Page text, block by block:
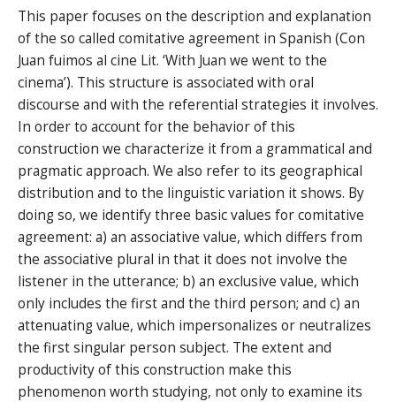
This paper focuses on the description and explanation
of the so called comitative agreement in Spanish (Con
Juan fuimos al cine Lit. ‘With Juan we went to the
cinema’). This structure is associated with oral
discourse and with the referential strategies it involves.
In order to account for the behavior of this
construction we characterize it from a grammatical and
pragmatic approach. We also refer to its geographical
distribution and to the linguistic variation it shows. By
doing so, we identify three basic values for comitative
agreement: a) an associative value, which differs from
the associative plural in that it does not involve the
listener in the utterance; b) an exclusive value, which
only includes the first and the third person; and c) an
attenuating value, which impersonalizes or neutralizes
the first singular person subject. The extent and
productivity of this construction make this
phenomenon worth studying, not only to examine its